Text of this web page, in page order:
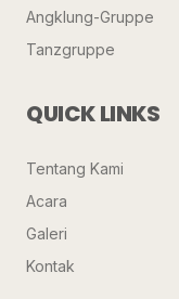
Angklung-Gruppe
Tanzgruppe
QUICK LINKS
Tentang Kami
Acara
Galeri
Kontak